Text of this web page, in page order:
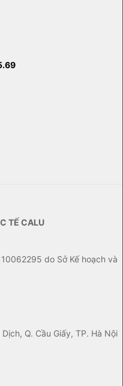
TẾ CALU
do Sở Kế hoạch và
Q. Cầu Giấy, TP. Hà Nội